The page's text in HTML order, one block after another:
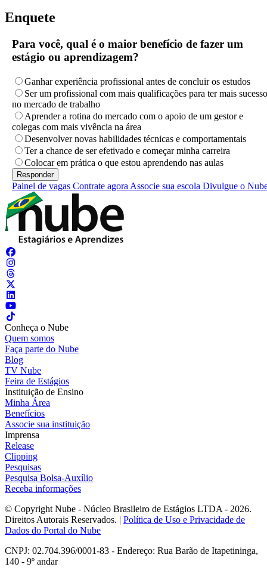
Enquete
Para você, qual é o maior benefício de fazer um
estágio ou aprendizagem?
Ganhar experiência profissional antes de concluir os estudos
Ser um profissional com mais qualificações para ter mais sucesso
no mercado de trabalho
Aprender a rotina do mercado com o apoio de um gestor e
colegas com mais vivência na área
Desenvolver novas habilidades técnicas e comportamentais
Ter a chance de ser efetivado e começar minha carreira
Colocar em prática o que estou aprendendo nas aulas
Painel de vagas Contrate agora Associe sua escola Divulgue o
Conheça o Nube
Quem somos
Faça parte do Nube
Blog
TV Nube
Feira de Estágios
Instituição de Ensino
Minha Área
Benefícios
Associe sua instituição
Imprensa
Release
Clipping
Pesquisas
Pesquisa Bolsa-Auxílio
Receba informações
© Copyright Nube - Núcleo Brasileiro de Estágios LTDA - 2026.
Direitos Autorais Reservados. | Política de Uso e Privacidade de
Dados do Portal do Nube
CNPJ: 02.704.396/0001-83 - Endereço: Rua Barão de Itapetininga,
140 - 9º andar